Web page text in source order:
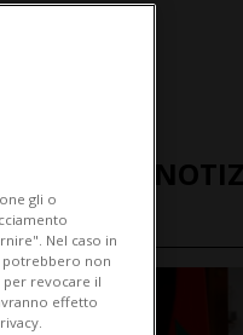
ULTIME
MONDO
gli o
Nel caso in
potrebbero non
per revocare il
effetto